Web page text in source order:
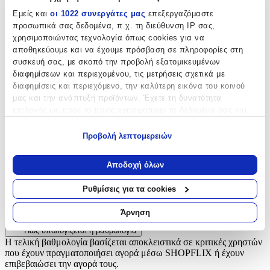
Εμείς και οι 1022 συνεργάτες μας επεξεργαζόμαστε
προσωπικά σας δεδομένα, π.χ. τη διεύθυνση IP σας,
χρησιμοποιώντας τεχνολογία όπως cookies για να
αποθηκεύουμε και να έχουμε πρόσβαση σε πληροφορίες στη
συσκευή σας, με σκοπό την προβολή εξατομικευμένων
διαφημίσεων και περιεχομένου, τις μετρήσεις σχετικά με
διαφημίσεις και περιεχόμενο, την καλύτερη εικόνα του κοινού
μας και την ανάπτυξη προϊόντων. Έχετε τη δυνατότητα
Να συλλέξουμε πληροφορίες σχετικά με τη γεωγραφική
σας τοποθεσία, οι οποίες μπορεί να είναι ακριβείς σε
απόσταση μερικών μέτρων
Να αναγνωρίσουμε τη συσκευή σας σαρώνοντας ενεργά
για συγκεκριμένα χαρακτηριστικά (δακτυλικό αποτύπωμα)
Μάθετε περισσότερα σχετικά με τον τρόπο επεξεργασίας των
προσωπικών σας δεδομένων και καθορίστε τις προτιμήσεις σας
στηνενότητα “Λεπτομέρειες”. Μπορείτε να αλλάξετε ή να
ανακαλέσετε τη συγκατάθεσή σας ανά πάσα στιγμή από τη
Προβολή λεπτομερειών
Αποδοχή όλων
Ρυθμίσεις για τα cookies
Άρνηση
Μπρελόκ
Υλικό:
Μεταλλικό
Χρώμα:
Πολύχρωμο
Κατασκευαστής:
Προς το παρόν δεν υπάρχουν άλλες αξιολογήσεις. Όταν
προστεθούν, θα εμφανιστούν εδώ.
Πώς υπολογίζεται η βαθμολογία
Η τελική βαθμολογία βασίζεται αποκλειστικά σε κριτικές χρηστών
που έχουν πραγματοποιήσει αγορά μέσω SHOPFLIX ή έχουν
επιβεβαιώσει την αγορά τους.